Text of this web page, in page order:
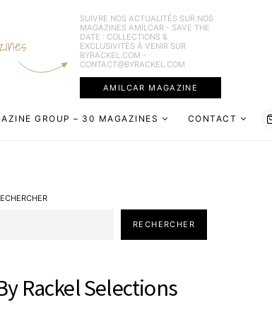
SUIVRE NOS ACTUALITÉS SUR NOS
MAGAZINES AMILCAR - SAVE THE
DATE : COLLECTIONS &
EXCLUSIVITÉS À VENIR SUR
BYRACKEL.COM -
CONTACT@BYRACKEL.COM
AMILCAR MAGAZINE
GROUP – 30 MAGAZINES CONTACT
RECHERCHER
Rackel Selections